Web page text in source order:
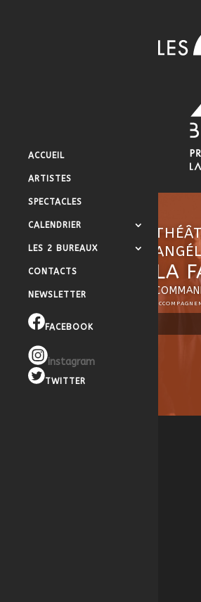
ACCUEIL
ARTISTES
SPECTACLES
CALENDRIER
LES 2 BUREAUX
CONTACTS
NEWSLETTER
FACEBOOK
instagram
TWITTER
LA